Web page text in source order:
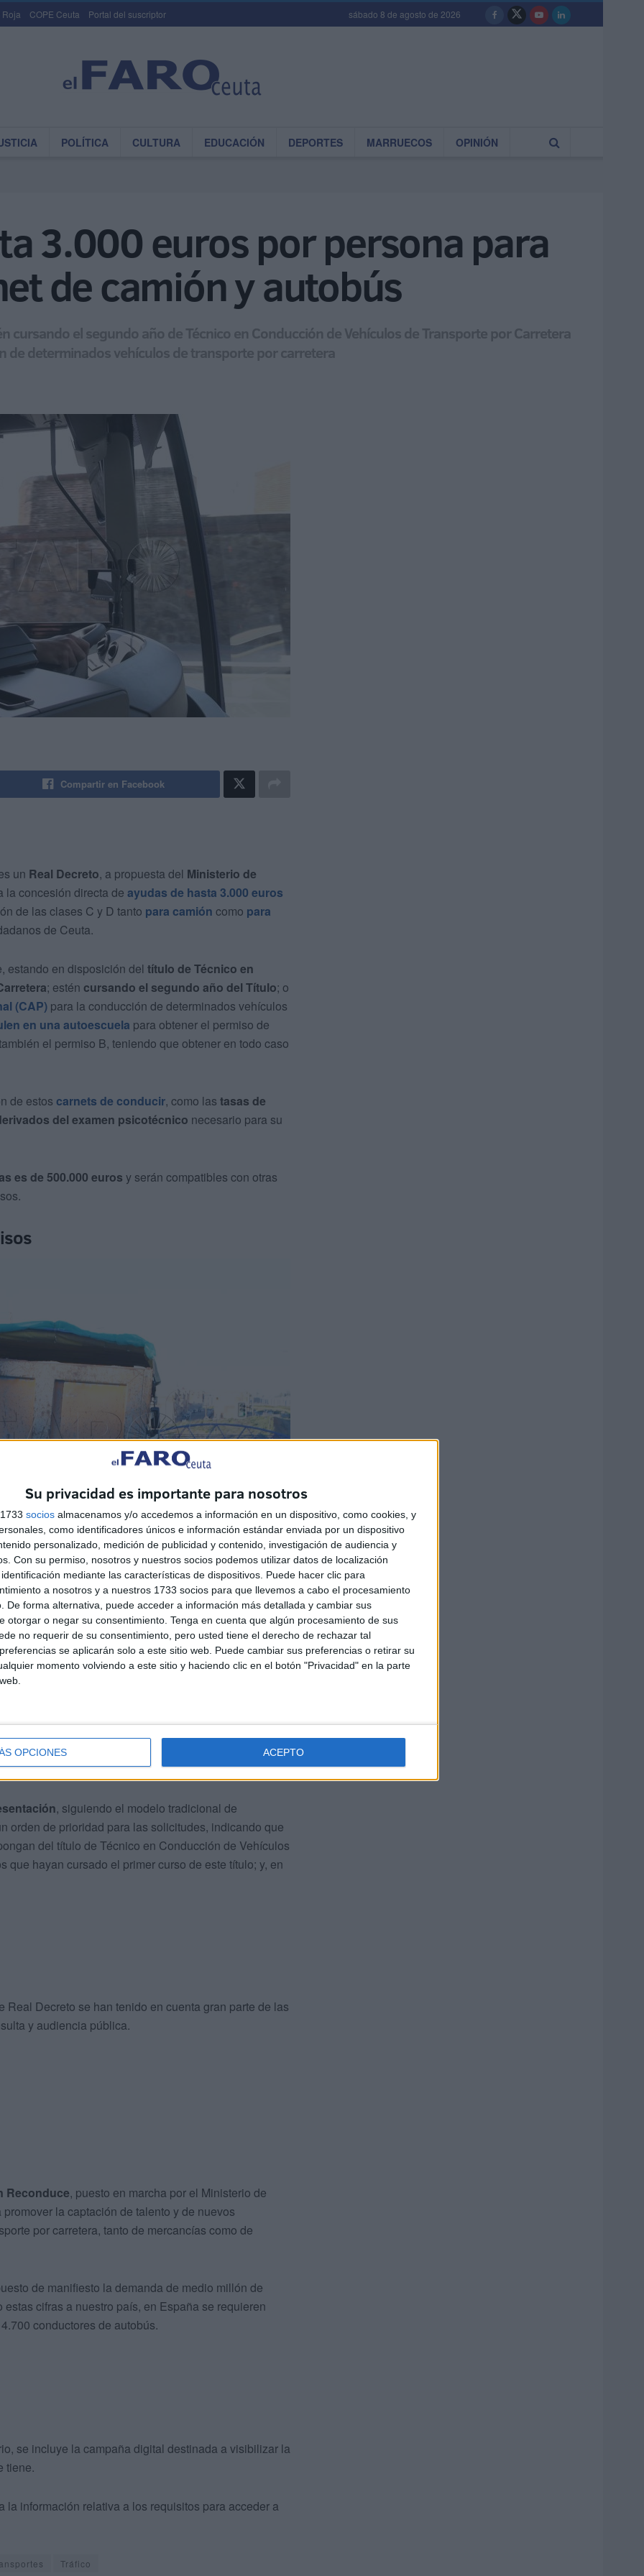
Su privacidad es importante para nosotros
socios almacenamos y/o accedemos a información en un dispositivo, como cookies, y
como identificadores únicos e información estándar enviada por un dispositivo
personalizado, medición de publicidad y contenido, investigación de audiencia y
Con su permiso, nosotros y nuestros socios podemos utilizar datos de localización
mediante las características de dispositivos. Puede hacer clic para
a nosotros y a nuestros 1733 socios para que llevemos a cabo el procesamiento
De forma alternativa, puede acceder a información más detallada y cambiar sus
otorgar o negar su consentimiento. Tenga en cuenta que algún procesamiento de sus
no requerir de su consentimiento, pero usted tiene el derecho de rechazar tal
se aplicarán solo a este sitio web. Puede cambiar sus preferencias o retirar su
momento volviendo a este sitio y haciendo clic en el botón "Privacidad" en la parte
OPCIONES ACEPTO
Roja COPE Ceuta Portal del suscriptor sábado 8 de agosto de 2026
POLÍTICA CULTURA EDUCACIÓN DEPORTES MARRUECOS OPINIÓN
3.000 euros por persona para
de camión y autobús
cursando el segundo año de Técnico en Conducción de Vehículos de Transporte por Carretera
de determinados vehículos de transporte por carretera
Compartir en Facebook
un Real Decreto, a propuesta del Ministerio de
la concesión directa de ayudas de hasta 3.000 euros
de las clases C y D tanto para camión como para
de Ceuta.
estando en disposición del título de Técnico en
; estén cursando el segundo año del Título; o
(CAP) para la conducción de determinados vehículos
en una autoescuela para obtener el permiso de
el permiso B, teniendo que obtener en todo caso
de estos carnets de conducir, como las tasas de
del examen psicotécnico necesario para su
es de 500.000 euros y serán compatibles con otras
meses desde la entrada en vigor del Real
la obtención de los permisos subvencionados
por causas justificadas.
, siguiendo el modelo tradicional de
orden de prioridad para las solicitudes, indicando que
del título de Técnico en Conducción de Vehículos
que hayan cursado el primer curso de este título; y, en
Decreto se han tenido en cuenta gran parte de las
y audiencia pública.
Reconduce, puesto en marcha por el Ministerio de
la captación de talento y de nuevos
por carretera, tanto de mercancías como de
de manifiesto la demanda de medio millón de
cifras a nuestro país, en España se requieren
conductores de autobús.
se incluye la campaña digital destinada a visibilizar la
tiene.
información relativa a los requisitos para acceder a
Tráfico